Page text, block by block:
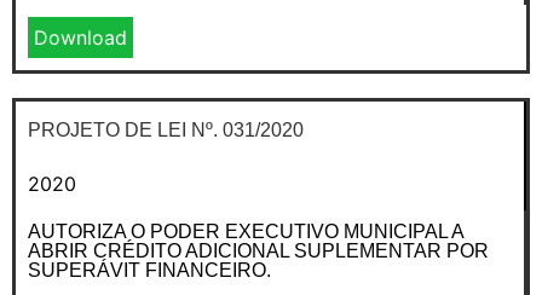
Download
PROJETO DE LEI Nº. 031/2020
2020
AUTORIZA O PODER EXECUTIVO MUNICIPAL A
ABRIR CRÉDITO ADICIONAL SUPLEMENTAR POR
SUPERÁVIT FINANCEIRO.